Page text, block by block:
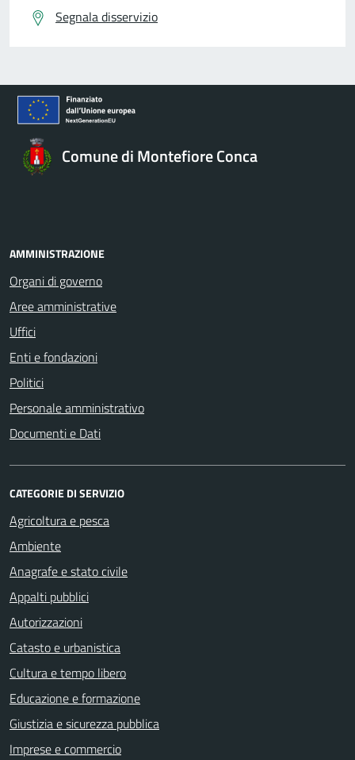
Segnala disservizio
Comune di Montefiore Conca
AMMINISTRAZIONE
Organi di governo
Aree amministrative
Uffici
Enti e fondazioni
Politici
Personale amministrativo
Documenti e Dati
CATEGORIE DI SERVIZIO
Agricoltura e pesca
Ambiente
Anagrafe e stato civile
Appalti pubblici
Autorizzazioni
Catasto e urbanistica
Cultura e tempo libero
Educazione e formazione
Giustizia e sicurezza pubblica
Imprese e commercio